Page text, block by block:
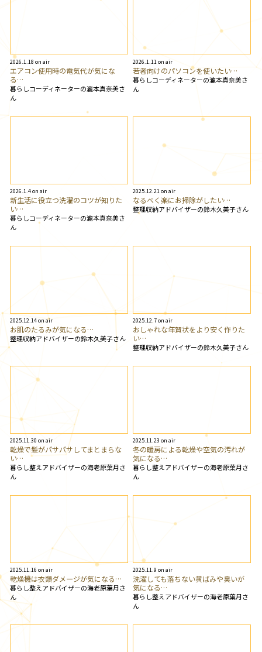
2026.1.18 on air
エアコン使用時の電気代が気にな
る…
暮らしコーディネーターの瀧本真奈美さ
ん
2026.1.11 on air
若者向けのパソコンを使いたい…
暮らしコーディネーターの瀧本真奈美さ
ん
2026.1.4 on air
新生活に役立つ洗濯のコツが知りた
い…
暮らしコーディネーターの瀧本真奈美さ
ん
2025.12.21 on air
なるべく楽にお掃除がしたい…
整理収納アドバイザーの鈴木久美子さん
2025.12.14 on air
お肌のたるみが気になる…
整理収納アドバイザーの鈴木久美子さん
2025.12.7 on air
おしゃれな年賀状をより安く作りた
い…
整理収納アドバイザーの鈴木久美子さん
2025.11.30 on air
乾燥で髪がパサパサしてまとまらな
い…
暮らし整えアドバイザーの海老原葉月さ
ん
2025.11.23 on air
冬の暖房による乾燥や空気の汚れが
気になる…
暮らし整えアドバイザーの海老原葉月さ
ん
2025.11.16 on air
乾燥機は衣類ダメージが気になる…
暮らし整えアドバイザーの海老原葉月さ
ん
2025.11.9 on air
洗濯しても落ちない黄ばみや臭いが
気になる…
暮らし整えアドバイザーの海老原葉月さ
ん